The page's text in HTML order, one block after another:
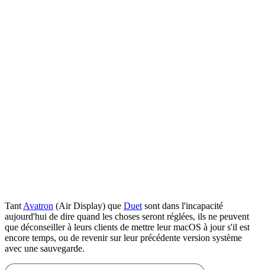
Tant Avatron (Air Display) que Duet sont dans l'incapacité
aujourd'hui de dire quand les choses seront réglées, ils ne peuvent
que déconseiller à leurs clients de mettre leur macOS à jour s'il est
encore temps, ou de revenir sur leur précédente version système
avec une sauvegarde.